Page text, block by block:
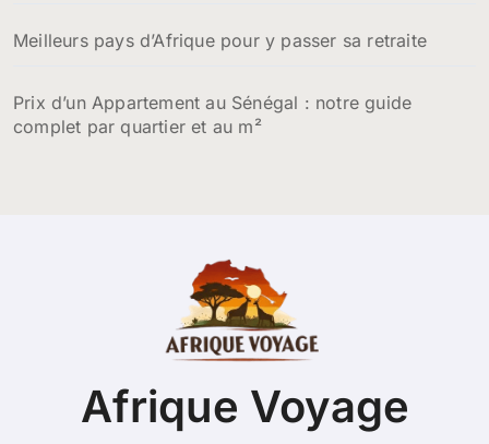
Meilleurs pays d’Afrique pour y passer sa retraite
Prix d’un Appartement au Sénégal : notre guide
complet par quartier et au m²
Afrique Voyage